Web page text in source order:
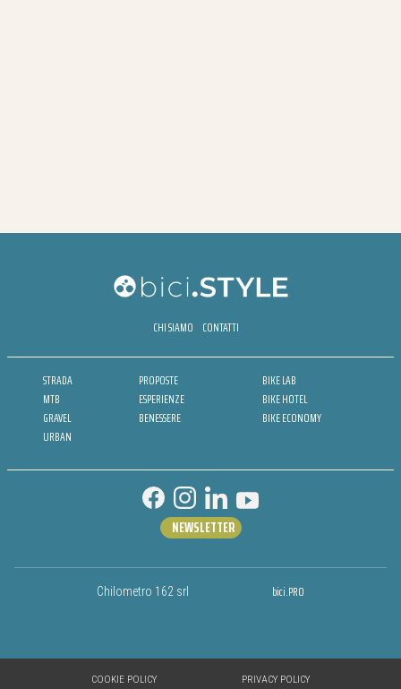
CHI SIAMO CONTATTI
STRADA
MTB
GRAVEL
URBAN
PROPOSTE
ESPERIENZE
BENESSERE
BIKE LAB
BIKE HOTEL
BIKE ECONOMY
Chilometro 162 srl bici.PRO
NEWSLETTER
COOKIE POLICY PRIVACY POLICY